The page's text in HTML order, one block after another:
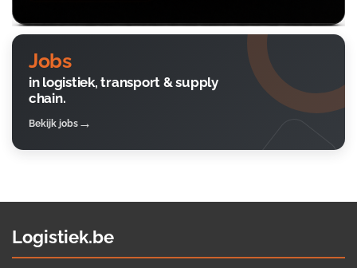
Jobs
in logistiek, transport & supply
chain.
Bekijk jobs
Logistiek.be